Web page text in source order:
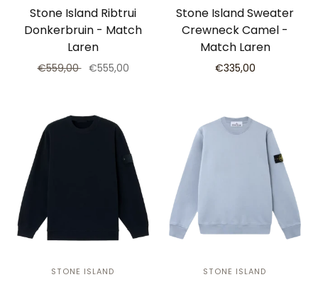
Stone Island Ribtrui
Donkerbruin - Match
Laren
€559,00 €555,00
Stone Island Sweater
Crewneck Camel -
Match Laren
€335,00
STONE ISLAND STONE ISLAND